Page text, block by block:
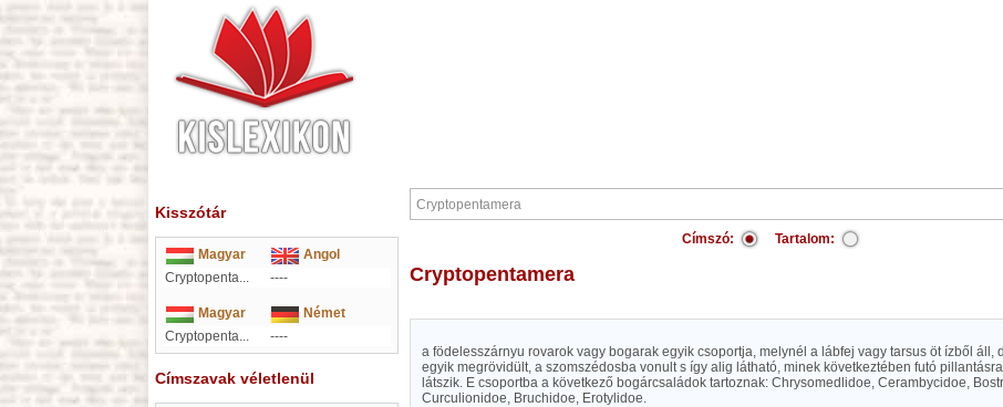
Kisszótár
Magyar
Angol
Cryptopenta...
----
Magyar
Német
Cryptopenta...
----
Címszavak véletlenül
Címszó: Tartalom:
Cryptopentamera
a födelesszárnyu rovarok vagy bogarak egyik csoportja, melynél a lábfej vagy tarsus öt ízből áll,
egyik megrövidült, a szomszédosba vonult s így alig látható, minek következtében futó
látszik. E csoportba a következő bogárcsaládok tartoznak: Chrysomedlidoe, Cerambycidoe,
Curculionidoe, Bruchidoe, Erotylidoe.